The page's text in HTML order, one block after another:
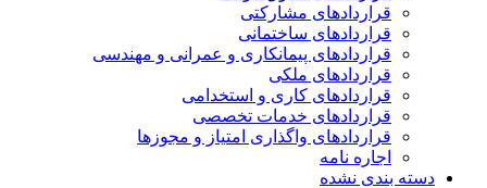
قراردادهای مشارکتی
قراردادهای ساختمانی
قراردادهای پیمانکاری و عمرانی و مهندسی
قراردادهای ملکی
قراردادهای کاری و استخدامی
قراردادهای خدمات تخصصی
قراردادهای واگذاری امتیاز و مجوزها
اجاره نامه
دسته بندی نشده